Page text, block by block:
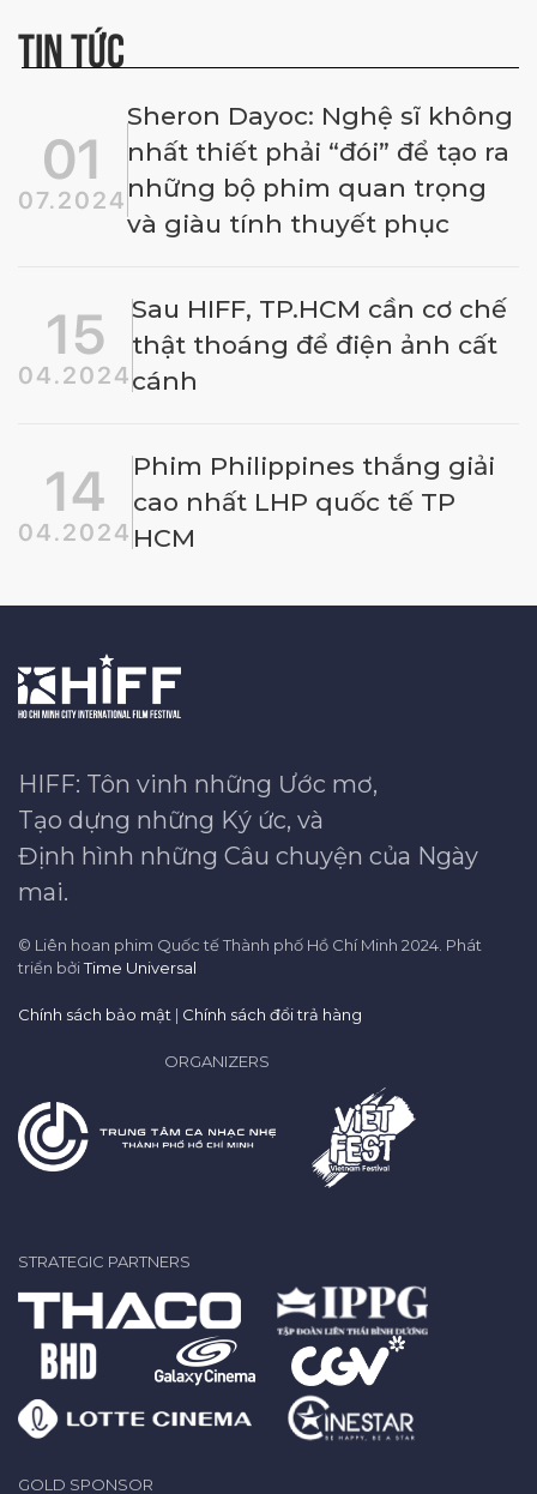
TIN TỨC
01
07.2024
Sheron Dayoc: Nghệ sĩ không
nhất thiết phải “đói” để tạo ra
những bộ phim quan trọng
và giàu tính thuyết phục
15
04.2024
Sau HIFF, TP.HCM cần cơ chế
thật thoáng để điện ảnh cất
cánh
14
04.2024
Phim Philippines thắng giải
cao nhất LHP quốc tế TP
HCM
HIFF: Tôn vinh những Ước mơ,
Tạo dựng những Ký ức, và
Định hình những Câu chuyện của Ngày
mai.
© Liên hoan phim Quốc tế Thành phố Hồ Chí Minh 2024. Phát
triển bởiTime Universal
Chính sách bảo mật | Chính sách đổi trả hàng
ORGANIZERS
STRATEGIC PARTNERS
GOLD SPONSOR